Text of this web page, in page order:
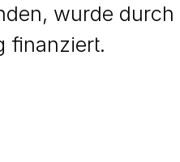
wurde
finanziert.
dort ausgefüllt
nur an die
als
findet